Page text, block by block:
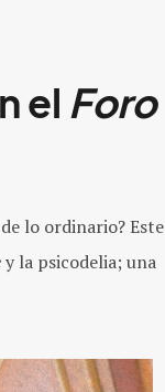
el Foro
lo ordinario? Este
y la psicodelia; una